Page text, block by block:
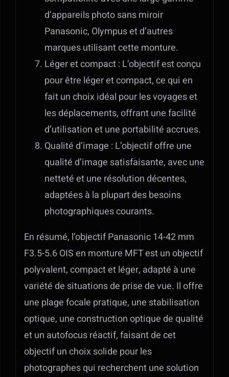
d’appareils photo sans miroir
Panasonic, Olympus et d’autres
marques utilisant cette monture.
Léger et compact : L’objectif est conçu
pour être léger et compact, ce qui en
fait un choix idéal pour les voyages et
les déplacements, offrant une facilité
d’utilisation et une portabilité accrues.
Qualité d’image : L’objectif offre une
qualité d’image satisfaisante, avec une
netteté et une résolution décentes,
adaptées à la plupart des besoins
photographiques courants.
En résumé, l’objectif Panasonic 14-42 mm
F3.5-5.6 OIS en monture MFT est un objectif
polyvalent, compact et léger, adapté à une
variété de situations de prise de vue. Il offre
une plage focale pratique, une stabilisation
optique, une construction optique de qualité
et un autofocus réactif, faisant de cet
objectif un choix solide pour les
photographes qui recherchent une solution